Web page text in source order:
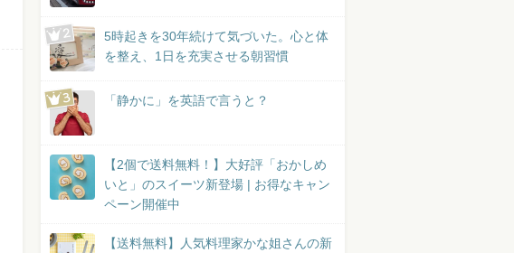
5時起きを30年続けて気づいた。心と体
を整え、1日を充実させる朝習慣
「静かに」を英語で言うと？
【2個で送料無料！】大好評「おかしめ
いと」のスイーツ新登場 | お得なキャン
ペーン開催中
【送料無料】人気料理家かな姐さんの新